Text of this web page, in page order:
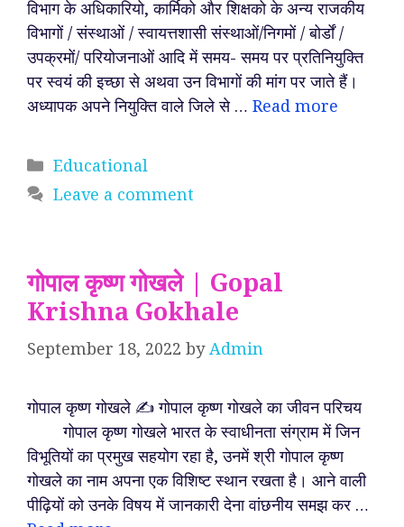
विभाग के अधिकारियो, कार्मिको और शिक्षको के अन्य राजकीय
विभागों / संस्थाओं / स्वायत्तशासी संस्थाओं/निगमों / बोर्डों /
उपक्रमों/ परियोजनाओं आदि में समय- समय पर प्रतिनियुक्ति
पर स्वयं की इच्छा से अथवा उन विभागों की मांग पर जाते हैं।
अध्यापक अपने नियुक्ति वाले जिले से … Read more
Categories
Educational
Leave a comment
गोपाल कृष्ण गोखले | Gopal
Krishna Gokhale
September 18, 2022 byAdmin
गोपाल कृष्ण गोखले ✍️ गोपाल कृष्ण गोखले का जीवन परिचय
गोपाल कृष्ण गोखले भारत के स्वाधीनता संग्राम में जिन
विभूतियों का प्रमुख सहयोग रहा है, उनमें श्री गोपाल कृष्ण
गोखले का नाम अपना एक विशिष्ट स्थान रखता है। आने वाली
पीढ़ियों को उनके विषय में जानकारी देना वांछनीय समझ कर …